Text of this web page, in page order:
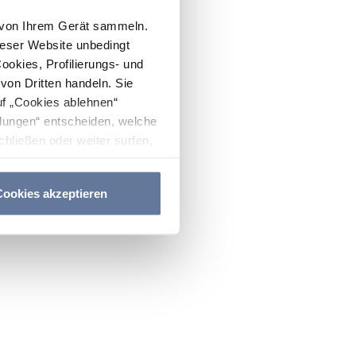
Ihrem Gerät sammeln.
Website unbedingt
Profilierungs- und
Dritten handeln. Sie
„Cookies ablehnen“
entscheiden, welche
oder weiter surfen,
akzeptieren